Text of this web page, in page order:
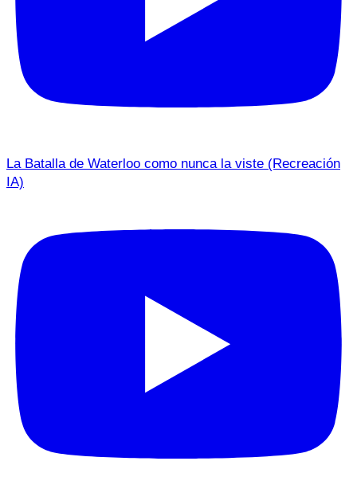
La Batalla de Waterloo como nunca la viste (Recreación
IA)